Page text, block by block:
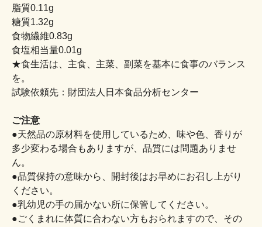
脂質0.11g
糖質1.32g
食物繊維0.83g
食塩相当量0.01g
★食生活は、主食、主菜、副菜を基本に食事のバランス
を。
試験依頼先：財団法人日本食品分析センター
ご注意
●天然品の原材料を使用しているため、味や色、香りが
多少変わる場合もありますが、品質には問題ありませ
ん。
●品質保持の意味から、開封後はお早めにお召し上がり
ください。
●乳幼児の手の届かない所に保管してください。
●ごくまれに体質に合わない方もおられますので、その